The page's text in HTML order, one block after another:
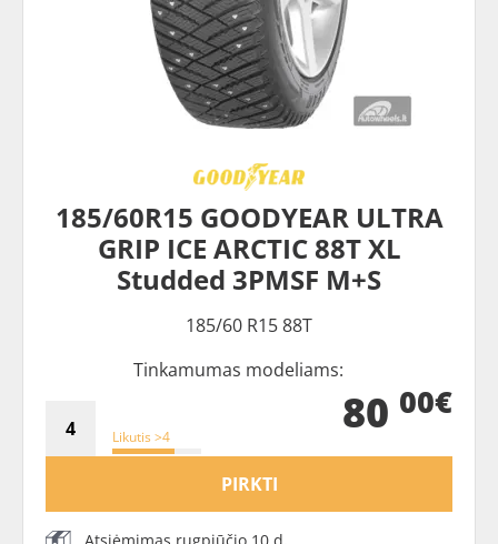
185/60R15 GOODYEAR ULTRA
GRIP ICE ARCTIC 88T XL
Studded 3PMSF M+S
185/60 R15 88T
Tinkamumas modeliams:
Likutis >4 80 00€
PIRKTI